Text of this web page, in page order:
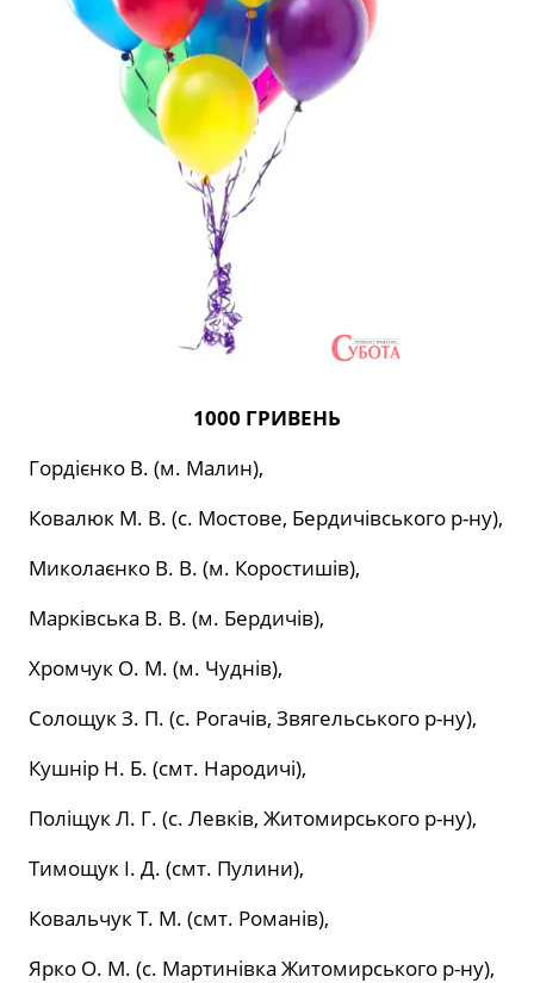
1000 ГРИВЕНЬ
Гордієнко В. (м. Малин),
Ковалюк М. В. (с. Мостове, Бердичівського р-ну),
Миколаєнко В. В. (м. Коростишів),
Марківська В. В. (м. Бердичів),
Хромчук О. М. (м. Чуднів),
Солощук З. П. (с. Рогачів, Звягельського р-ну),
Кушнір Н. Б. (смт. Народичі),
Поліщук Л. Г. (с. Левків, Житомирського р-ну),
Тимощук І. Д. (смт. Пулини),
Ковальчук Т. М. (смт. Романів),
Ярко О. М. (с. Мартинівка Житомирського р-ну),